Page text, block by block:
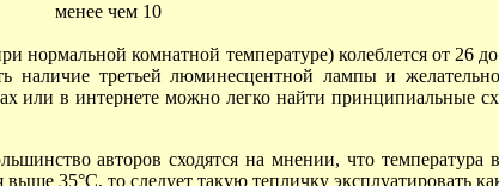
менее чем 10
нормальной комнатной температуре) колеблется от 26
наличие третьей люминесцентной лампы и
или в интернете можно легко найти принципиальные
авторов сходятся на мнении, что
выше 35°C, то следует такую тепличку